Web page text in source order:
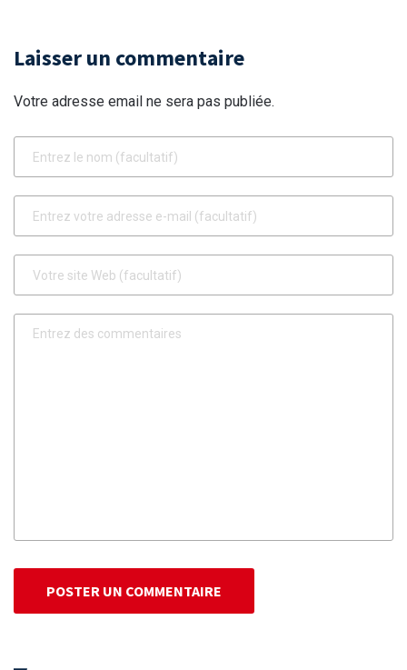
Laisser un commentaire
Votre adresse email ne sera pas publiée.
POSTER UN COMMENTAIRE